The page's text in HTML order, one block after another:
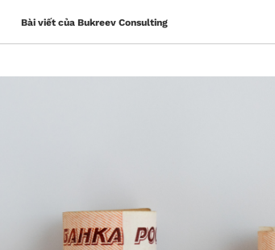
Bài viết của Bukreev Consulting